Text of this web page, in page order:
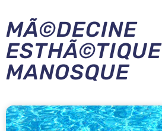
MÃ©DECINE
ESTHÃ©TIQUE
MANOSQUE